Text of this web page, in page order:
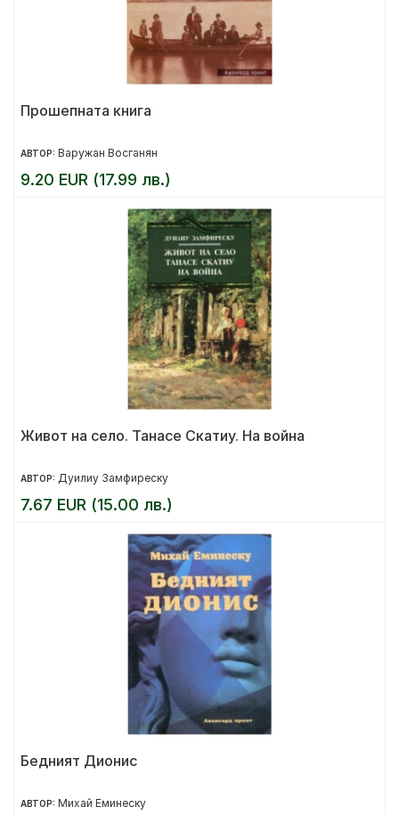
Прошепната книга
АВТОР: Варужан Восганян
9.20 EUR (17.99 лв.)
Живот на село. Танасе Скатиу. На война
АВТОР: Дуилиу Замфиреску
7.67 EUR (15.00 лв.)
Бедният Дионис
АВТОР: Михай Еминеску